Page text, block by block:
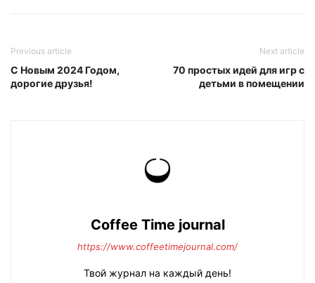
Previous article
С Новым 2024 Годом,
дорогие друзья!
Next article
70 простых идей для игр с
детьми в помещении
Coffee Time journal
https://www.coffeetimejournal.com/
Твой журнал на каждый день!